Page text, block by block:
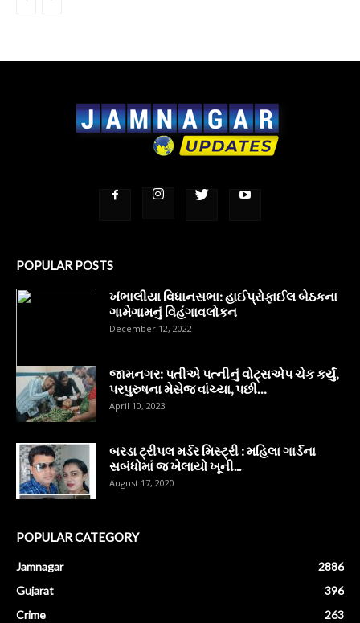
POPULAR POSTS
ખંભાલીયા વિધાનસભા: હાઈપ્રોફાઈલ બેઠકના
ગામેગામનું વિહંગાવલોકન
December 12, 2022
જામનગર: પતીએ પત્નીનું વોટ્સએપ ચેક કર્યું,
પરપુરુષના મેસેજ વાંચ્યા, પછી…
April 10, 2023
બરડા ટ્રીપલ મર્ડર મિસ્ટ્રી : મહિલા ગાર્ડના
સબંધોમાં જ ખેલાયો ખૂની...
August 17, 2020
POPULAR CATEGORY
Jamnagar
2886
Gujarat
396
Crime
263